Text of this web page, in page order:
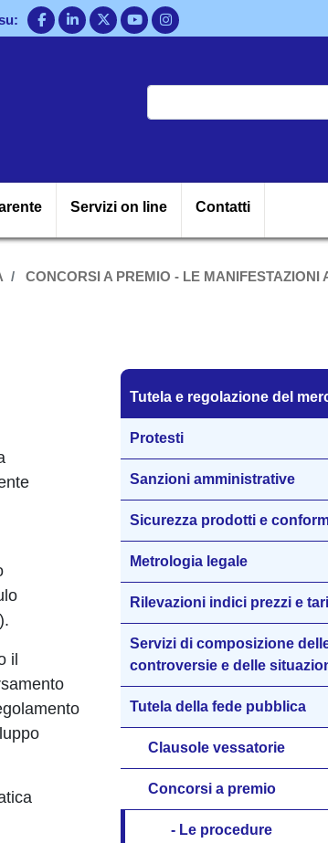
principale
Servizi on line Contatti
CONCORSI A PREMIO - LE MANIFESTAZIONI
il
Tutela
Tutela e regolazione del
Protesti
Sanzioni amministrative
Sicurezza prodotti e
Metrologia legale
Rilevazioni indici prezzi e
Servizi di composizione
controversie e delle
Tutela della fede pubblica
Clausole vessatorie
Concorsi a premio
Le procedure